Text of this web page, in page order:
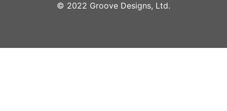
©︎ 2022 Groove Designs, Ltd.